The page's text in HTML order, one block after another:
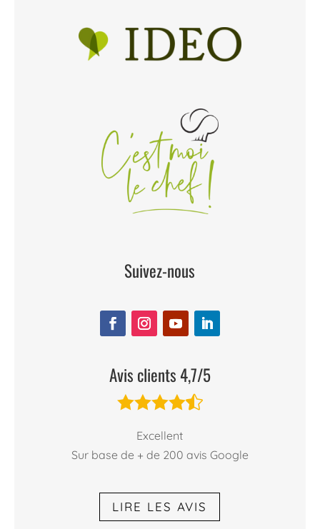
Suivez-nous
Avis clients 4,7/5

Excellent
Sur base de + de 200 avis Google
LIRE LES AVIS